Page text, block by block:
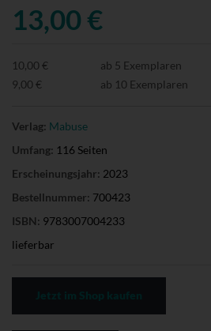
13,00 €
10,00 € ab 5 Exemplaren
9,00 €
ab 10 Exemplaren
Verlag: Mabuse
Umfang: 116 Seiten
Erscheinungsjahr: 2023
Bestellnummer: 700423
ISBN: 9783007004233
lieferbar